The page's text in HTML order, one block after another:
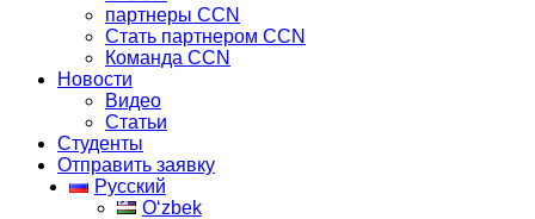
партнеры ССN
Стать партнером CCN
Команда ССN
Новости
Видео
Статьи
Студенты
Отправить заявку
Русский
Oʻzbek